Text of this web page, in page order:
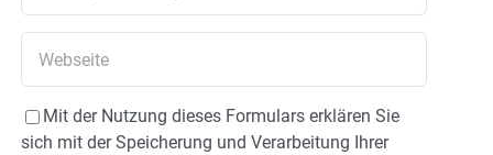
Mit der Nutzung dieses Formulars erklären Sie
sich mit der Speicherung und Verarbeitung Ihrer